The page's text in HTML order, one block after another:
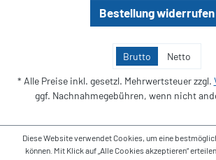
Bestellung widerrufen
Brutto Netto
* Alle Preise inkl. gesetzl. Mehrwertsteuer zzgl.
ggf. Nachnahmegebühren, wenn nicht
Diese Website verwendet Cookies, um eine
können. Mit Klick auf „Alle Cookies akzeptieren“